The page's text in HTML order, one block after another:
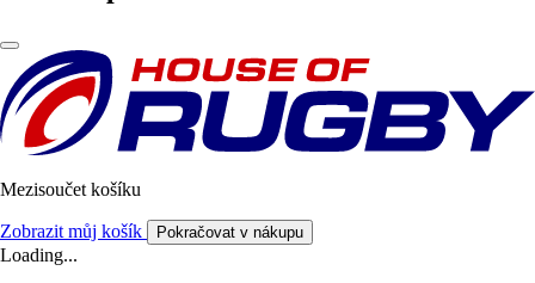
Mezisoučet košíku
Zobrazit můj košík Pokračovat v nákupu
Loading...